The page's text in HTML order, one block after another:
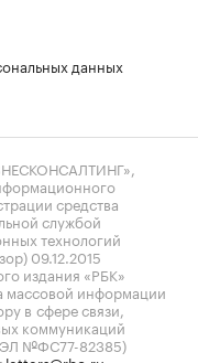
данных
средства
службой
технологий
09.12.2015
издания «РБК»
массовой информации
в сфере связи,
коммуникаций
ЭЛ №ФС77-82385)